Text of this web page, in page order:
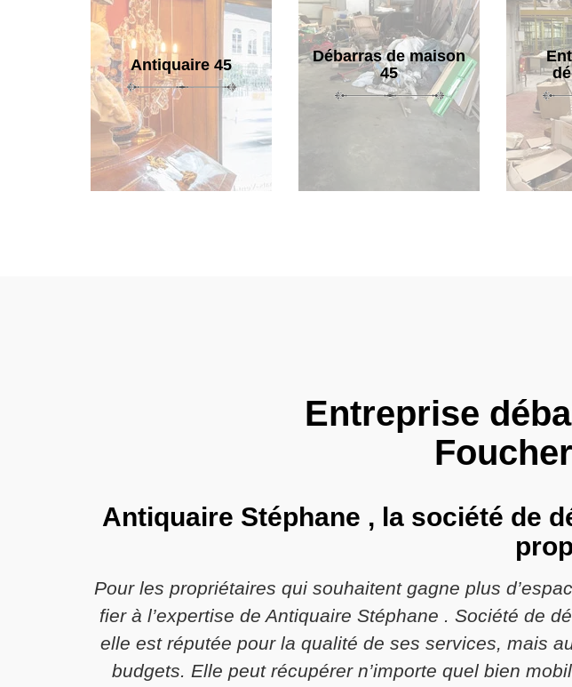
Antiquaire 45
Débarras de maison
45
Entreprise
Antiquaire Stéphane , la société de
Pour les propriétaires qui souhaitent gagne plus
fier à l’expertise de Antiquaire Stéphane . Société de
elle est réputée pour la qualité de ses services, mais
budgets. Elle peut récupérer n’importe quel bien